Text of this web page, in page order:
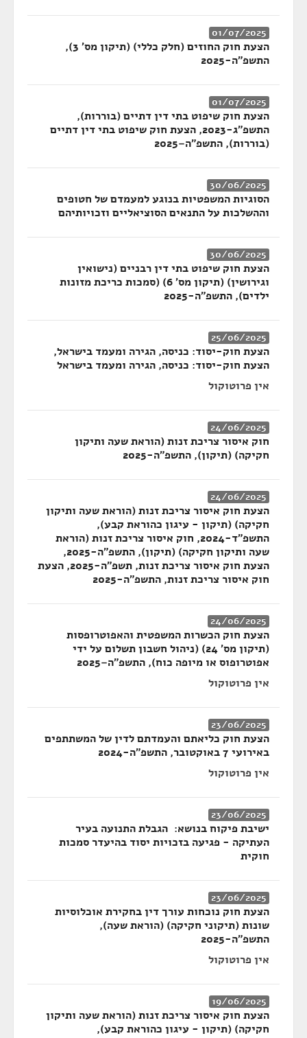
01/07/2025
הצעת חוק החוזים (חלק כללי) (תיקון מס' 3),
התשפ"ה-2025
01/07/2025
הצעת חוק שיפוט בתי דין דתיים (בוררות),
התשפ"ג-2023, הצעת חוק שיפוט בתי דין דתיים
(בוררות), התשפ"ה–2025
30/06/2025
הסוגיות המשפטיות בנוגע למעמדם של חטופים
וההשלכות על התנאים הסוציאליים וזכויותיהם
30/06/2025
הצעת חוק שיפוט בתי דין רבניים (נישואין
וגירושין) (תיקון מס' 6) (סמכות כריכת מזונות
ילדים), התשפ"ה-2025
25/06/2025
הצעת חוק-יסוד: כניסה, הגירה ומעמד בישראל,
הצעת חוק-יסוד: כניסה, הגירה ומעמד בישראל
אין פרוטוקול
24/06/2025
חוק איסור צריכת זנות (הוראת שעה ותיקון
חקיקה) (תיקון), התשפ"ה-2025
24/06/2025
הצעת חוק איסור צריכת זנות (הוראת שעה ותיקון
חקיקה) (תיקון - עיגון כהוראת קבע),
התשפ"ד-2024, חוק איסור צריכת זנות (הוראת
שעה ותיקון חקיקה) (תיקון), התשפ"ה-2025,
הצעת חוק איסור צריכת זנות, תשפ"ה-2025, הצעת
חוק איסור צריכת זנות, התשפ"ה-2025
24/06/2025
הצעת חוק הכשרות המשפטית והאפוטרופסות
(תיקון מס' 24) (ניהול חשבון תשלום על ידי
אפוטרופוס או מיופה כוח), התשפ"ה–2025
אין פרוטוקול
23/06/2025
הצעת חוק כליאתם והעמדתם לדין של המשתתפים
באירועי 7 באוקטובר, התשפ"ה-2024
אין פרוטוקול
23/06/2025
ישיבת פיקוח בנושא: הגבלת התנועה בעיר
העתיקה - פגיעה בזכויות יסוד בהיעדר סמכות
חוקית
23/06/2025
הצעת חוק נוכחות עורך דין בחקירת אוכלוסיות
שונות (תיקוני חקיקה) (הוראת שעה),
התשפ"ה-2025
אין פרוטוקול
19/06/2025
הצעת חוק איסור צריכת זנות (הוראת שעה ותיקון
חקיקה) (תיקון - עיגון כהוראת קבע),